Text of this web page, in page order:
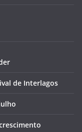
de Interlagos